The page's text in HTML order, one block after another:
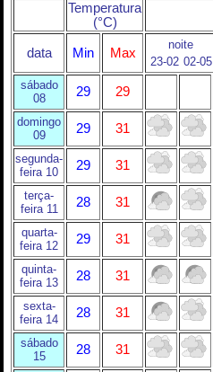
Temperatura
(°C)
data Min Max
noite
23-02 02-05
sábado
08
29 29
domingo
09
29 31
segunda-
feira 10
29 31
terça-
feira 11
28 31
quarta-
feira 12
29 31
quinta-
feira 13
28 31
sexta-
feira 14
28 31
sábado
15
28 31